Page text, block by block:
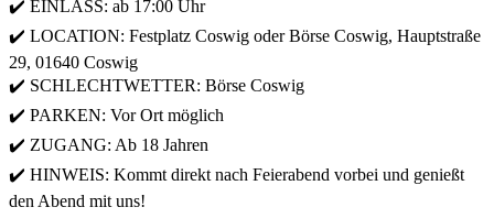
✔️ EINLASS: ab 17:00 Uhr
✔️ LOCATION: Festplatz Coswig oder Börse Coswig, Hauptstraße
29, 01640 Coswig
✔️ SCHLECHTWETTER: Börse Coswig
✔️ PARKEN: Vor Ort möglich
✔️ ZUGANG: Ab 18 Jahren
✔️ HINWEIS: Kommt direkt nach Feierabend vorbei und genießt
den Abend mit uns!